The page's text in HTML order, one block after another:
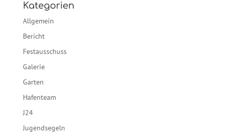
Kategorien
Allgemein
Bericht
Festausschuss
Galerie
Garten
Hafenteam
J24
Jugendsegeln